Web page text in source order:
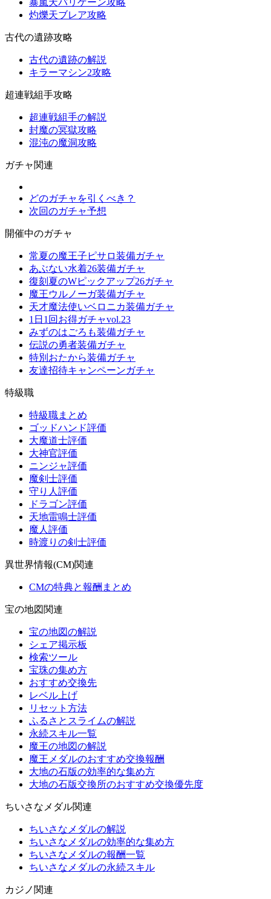
暴嵐天バリゲーン攻略
灼爍天ブレア攻略
古代の遺跡攻略
古代の遺跡の解説
キラーマシン2攻略
超連戦組手攻略
超連戦組手の解説
封魔の冥獄攻略
混沌の魔洞攻略
ガチャ関連
どのガチャを引くべき？
次回のガチャ予想
開催中のガチャ
常夏の魔王子ピサロ装備ガチャ
あぶない水着26装備ガチャ
復刻夏のWピックアップ26ガチャ
魔王ウルノーガ装備ガチャ
天才魔法使いベロニカ装備ガチャ
1日1回お得ガチャvol.23
みずのはごろも装備ガチャ
伝説の勇者装備ガチャ
特別おたから装備ガチャ
友達招待キャンペーンガチャ
特級職
特級職まとめ
ゴッドハンド評価
大魔道士評価
大神官評価
ニンジャ評価
魔剣士評価
守り人評価
ドラゴン評価
天地雷鳴士評価
魔人評価
時渡りの剣士評価
異世界情報(CM)関連
CMの特典と報酬まとめ
宝の地図関連
宝の地図の解説
シェア掲示板
検索ツール
宝珠の集め方
おすすめ交換先
レベル上げ
リセット方法
ふるさとスライムの解説
永続スキル一覧
魔王の地図の解説
魔王メダルのおすすめ交換報酬
大地の石版の効率的な集め方
大地の石版交換所のおすすめ交換優先度
ちいさなメダル関連
ちいさなメダルの解説
ちいさなメダルの効率的な集め方
ちいさなメダルの報酬一覧
ちいさなメダルの永続スキル
カジノ関連